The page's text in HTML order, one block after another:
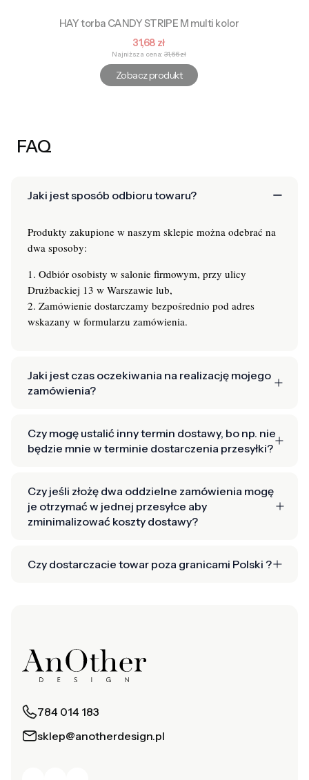
HAY torba CANDY STRIPE M multi kolor
Cena promocyjna
31,68 zł
Najniższa cena: 31,66 zł
Zobacz produkt
FAQ
Jaki jest sposób odbioru towaru?
Produkty zakupione w naszym sklepie można odebrać na
dwa sposoby:
1. Odbiór osobisty w salonie firmowym, przy ulicy
Drużbackiej 13 w Warszawie lub,
2. Zamówienie dostarczamy bezpośrednio pod adres
wskazany w formularzu zamówienia.
Jaki jest czas oczekiwania na realizację mojego
zamówienia?
Czy mogę ustalić inny termin dostawy, bo np. nie
będzie mnie w terminie dostarczenia przesyłki?
Czy jeśli złożę dwa oddzielne zamówienia mogę
je otrzymać w jednej przesyłce aby
zminimalizować koszty dostawy?
Czy dostarczacie towar poza granicami Polski ?
784 014 183
sklep@anotherdesign.pl